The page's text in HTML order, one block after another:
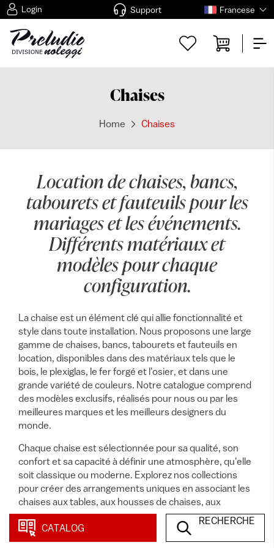
Login Support Francese
Chaises
Home Chaises
Location de chaises, bancs,
tabourets et fauteuils pour les
mariages et les événements.
Différents matériaux et
modèles pour chaque
configuration.
La chaise est un élément clé qui allie fonctionnalité et
style dans toute installation. Nous proposons une large
gamme de chaises, bancs, tabourets et fauteuils en
location, disponibles dans des matériaux tels que le
bois, le plexiglas, le fer forgé et l'osier, et dans une
grande variété de couleurs. Notre catalogue comprend
des modèles exclusifs, réalisés pour nous ou par les
meilleures marques et les meilleurs designers du
monde.
Chaque chaise est sélectionnée pour sa qualité, son
confort et sa capacité à définir une atmosphère, qu'elle
soit classique ou moderne. Explorez nos collections
pour créer des arrangements uniques en associant les
chaises aux tables, aux housses de chaises, aux
coussins, aux couverts, aux verres, aux chandeliers et
aux nappes, afin de réaliser l'événement de vos rêves
avec un style impeccable.
CATALOG
RECHERCHE